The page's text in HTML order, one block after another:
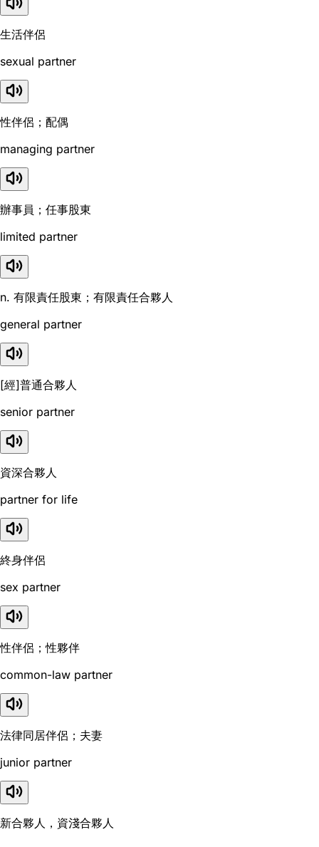
生活伴侶
sexual partner
性伴侶；配偶
managing partner
辦事員；任事股東
limited partner
n. 有限責任股東；有限責任合夥人
general partner
[經]普通合夥人
senior partner
資深合夥人
partner for life
終身伴侶
sex partner
性伴侶；性夥伴
common-law partner
法律同居伴侶；夫妻
junior partner
新合夥人，資淺合夥人